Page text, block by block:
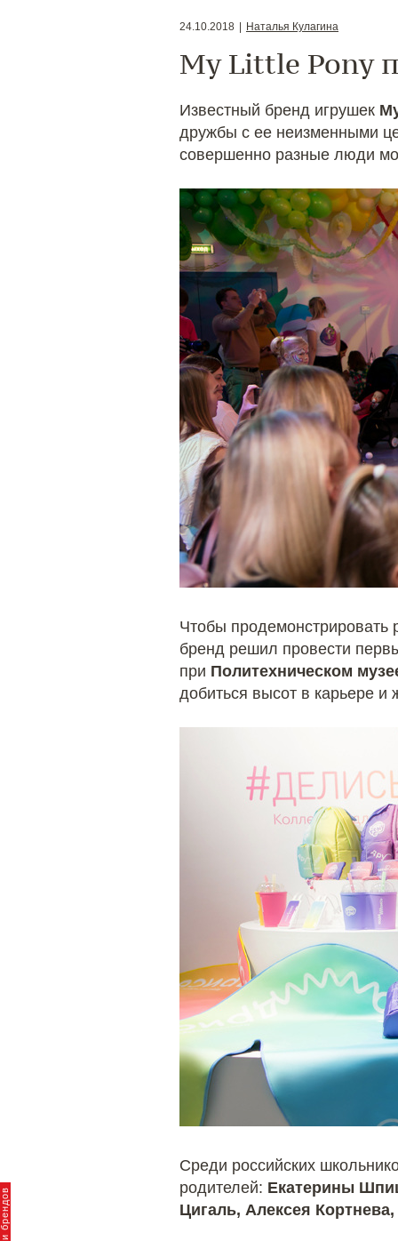
24.10.2018 Наталья Кулагина
My Little Pony
Известный бренд игрушек
дружбы с ее неизменными
совершенно разные люди
Чтобы продемонстрировать
бренд решил провести
при Политехническом
добиться высот в карьере и
Среди российских
родителей: Екатерины
Цигаль, Алексея